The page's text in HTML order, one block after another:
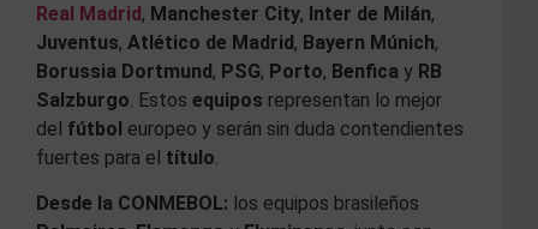
Real Madrid, Manchester City, Inter de Milán,
Juventus, Atlético de Madrid, Bayern Múnich,
Borussia Dortmund, PSG, Porto, Benfica y RB
Salzburgo . Estos equipos representan lo mejor
del fútbol europeo y serán sin duda contendientes
fuertes para el título
Desde la CONMEBOL: los equipos brasileños